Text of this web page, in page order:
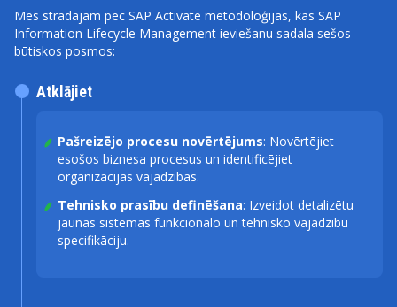
Mēs strādājam pēc SAP Activate metodoloģijas, kas SAP
Information Lifecycle Management ieviešanu sadala sešos
būtiskos posmos:
Pašreizējo procesu novērtējums: Novērtējiet
esošos biznesa procesus un identificējiet
organizācijas vajadzības.
Tehnisko prasību definēšana: Izveidot detalizētu
jaunās sistēmas funkcionālo un tehnisko vajadzību
specifikāciju.
Atklājiet